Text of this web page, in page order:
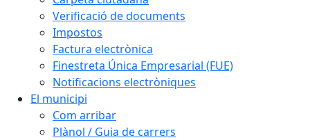
Verificació de documents
Impostos
Factura electrònica
Finestreta Única Empresarial (FUE)
Notificacions electròniques
El municipi
Com arribar
Plànol / Guia de carrers